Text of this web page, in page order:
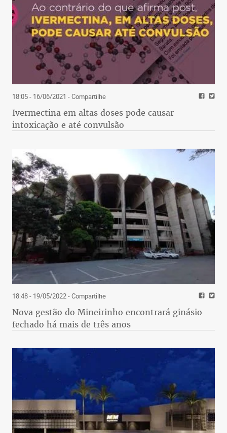
18:05 - 16/06/2021 - Compartilhe
Ivermectina em altas doses pode causar
intoxicação e até convulsão
18:48 - 19/05/2022- Compartilhe
Nova gestão do Mineirinho encontrará ginásio
fechado há mais de três anos